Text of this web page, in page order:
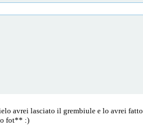
avrei lasciato il grembiule e lo avrei
lo fot** :)